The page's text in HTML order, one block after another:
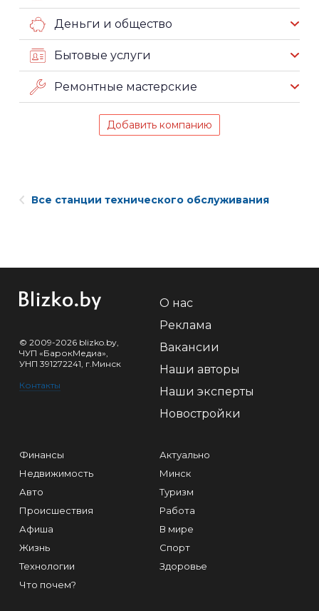
Деньги и общество
Бытовые услуги
Ремонтные мастерские
Добавить компанию
Все станции технического обслуживания
© 2009-2026 blizko.by,
ЧУП «БарокМедиа»,
УНП 391272241, г.Минск
Контакты
О нас
Реклама
Вакансии
Наши авторы
Наши эксперты
Новостройки
Финансы
Недвижимость
Авто
Происшествия
Афиша
Жизнь
Технологии
Что почем?
Актуально
Минск
Туризм
Работа
В мире
Спорт
Здоровье